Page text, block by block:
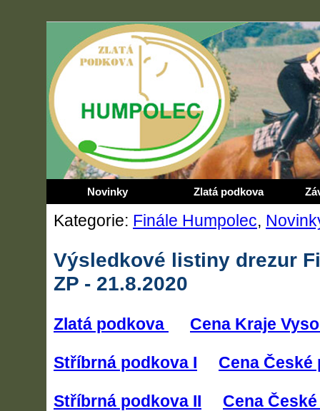
Novinky Zlatá podkova
Kategorie: Finále Humpolec,
Výsledkové listiny drezur
ZP - 21.8.2020
Zlatá podkova Cena Kraje
Stříbrná podkova I Cena
Stříbrná podkova II Cena